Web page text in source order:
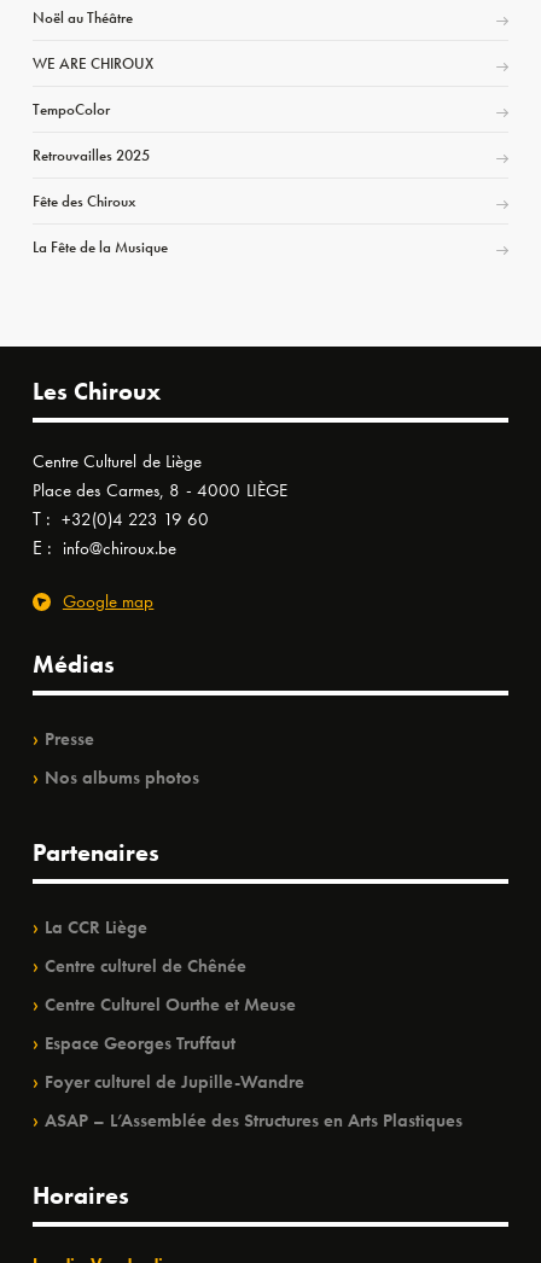
Noël au Théâtre
WE ARE CHIROUX
TempoColor
Retrouvailles 2025
Fête des Chiroux
La Fête de la Musique
Les Chiroux
Centre Culturel de Liège
Place des Carmes, 8 - 4000 LIÈGE
T : +32(0)4 223 19 60
E : info@chiroux.be
Google map
Médias
Presse
Nos albums photos
Partenaires
La CCR Liège
Centre culturel de Chênée
Centre Culturel Ourthe et Meuse
Espace Georges Truffaut
Foyer culturel de Jupille-Wandre
ASAP – L’Assemblée des Structures en Arts Plastiques
Horaires